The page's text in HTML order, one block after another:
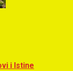
i Istine